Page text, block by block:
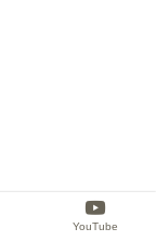
YouTube